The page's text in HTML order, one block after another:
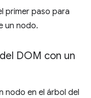
primer paso para
un nodo.
DOM con un
nodo en el árbol del